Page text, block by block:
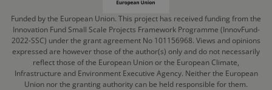
Funded by the European Union. This project has received funding from the
Innovation Fund Small Scale Projects Framework Programme (InnovFund-
2022-SSC) under the grant agreement No 101156968. Views and opinions
expressed are however those of the author(s) only and do not necessarily
reflect those of the European Union or the European Climate,
Infrastructure and Environment Executive Agency. Neither the European
Union nor the granting authority can be held responsible for them.